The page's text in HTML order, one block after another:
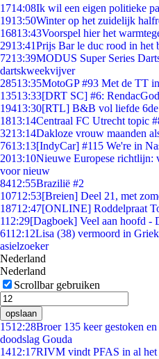
1714:08Ik wil een eigen politieke
1913:50Winter op het zuidelijk
16813:43Voorspel hier het
2913:41Prijs Bar le duc rood in het
7213:39MODUS Super Series
dartskweekvijver
28513:35MotoGP #93 Met de TT
13513:33[DRT SC] #6:
19413:30[RTL] B&B vol liefde 6de
1813:14Centraal FC Utrecht topic
3213:14Dakloze vrouw maanden
7613:13[IndyCar] #115 We're in
2013:10Nieuwe Europese richtlijn:
voor nieuw
8412:55Brazilië #2
10712:53[Breien] Deel 21, met
18712:47[ONLINE] Roddelpraat
112:29[Dagboek] Veel aan hoofd -
6112:12Lisa (38) vermoord in
asielzoeker
Nederland
Nederland
Scrollbar gebruiken
opslaan
1512:28Broer 135 keer gestoken
doodslag Gouda
1412:17RIVM vindt PFAS in al het